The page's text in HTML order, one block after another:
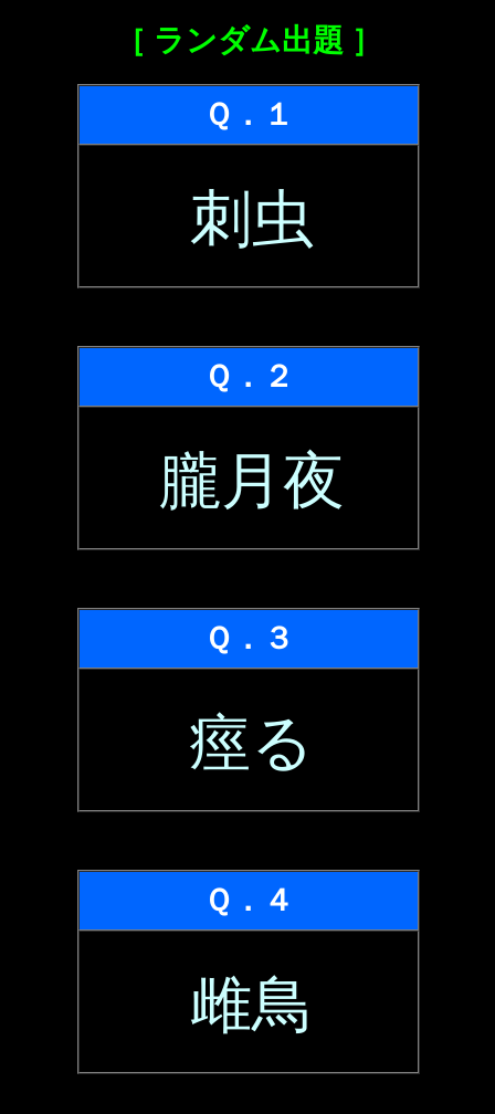
［ ランダム出題 ］
Ｑ．１
刺虫
Ｑ．２
朧月夜
Ｑ．３
痙る
Ｑ．４
雌鳥